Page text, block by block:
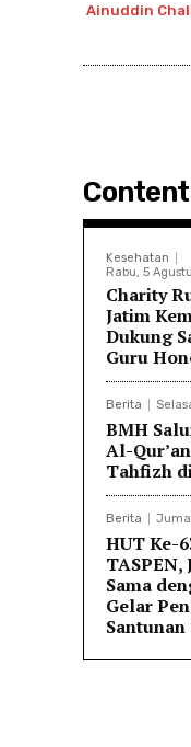
Ainuddin
Kesehatan
Rabu, 5
Charity
Jatim
Dukung
Guru
Berita
BMH
Al-
Tahfizh
Berita
HUT Ke-
TASPEN,
Sama
Gelar